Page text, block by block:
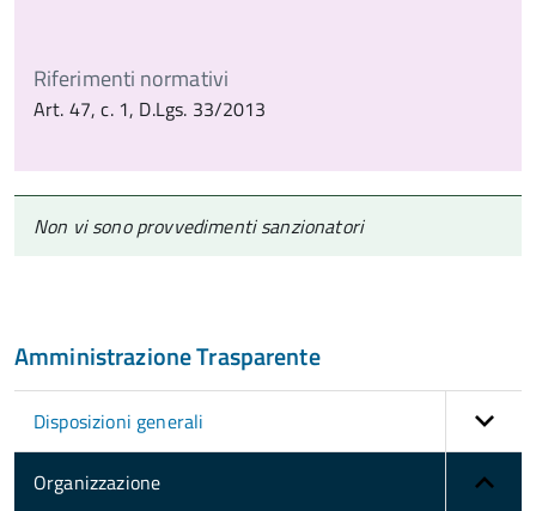
Riferimenti normativi
Art. 47, c. 1, D.Lgs. 33/2013
Non vi sono provvedimenti sanzionatori
Amministrazione Trasparente
Disposizioni generali
Organizzazione